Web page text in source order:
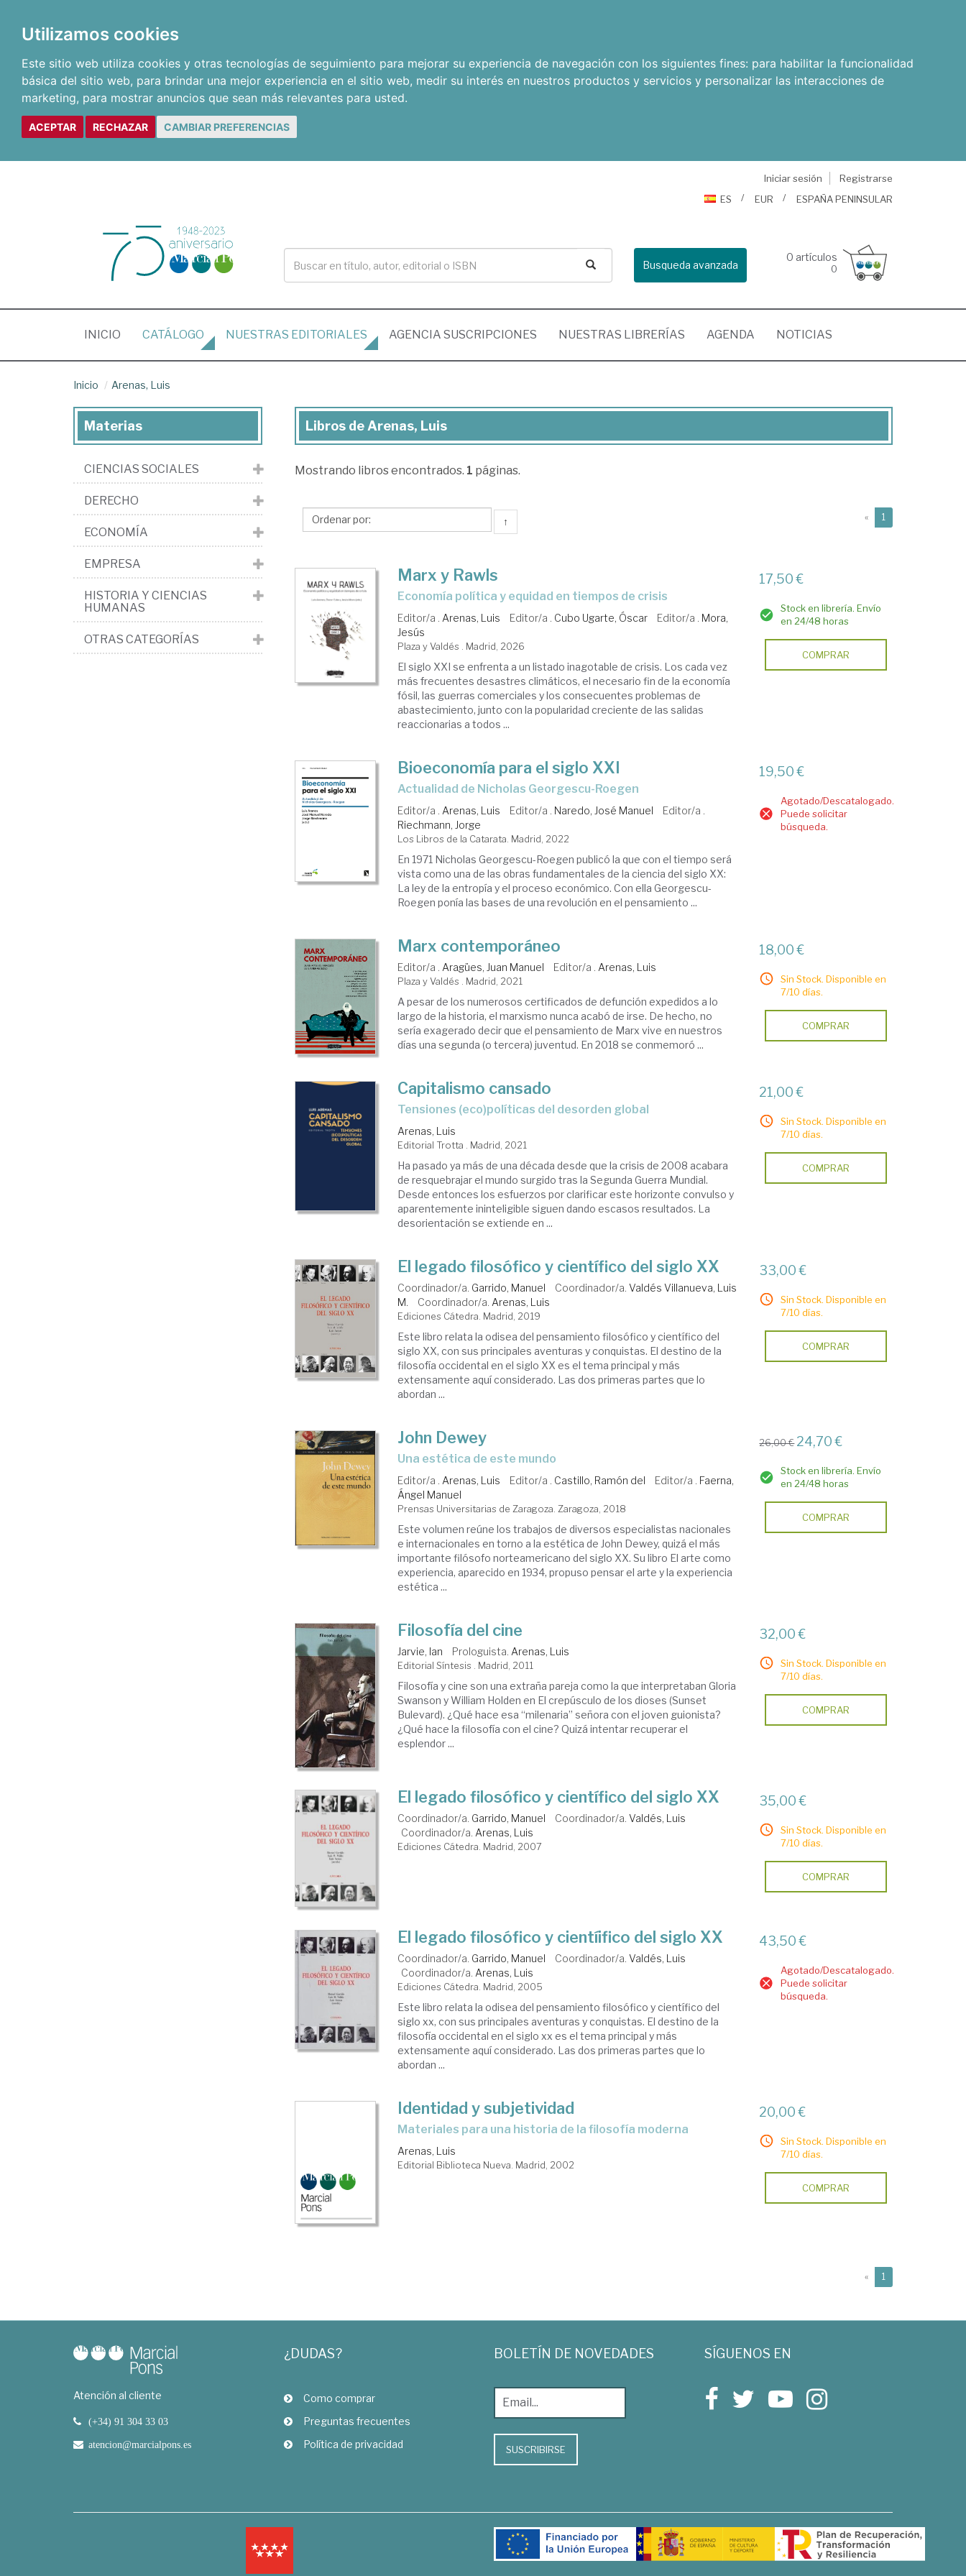
Utilizamos cookies
Este sitio web utiliza cookies y otras tecnologías de seguimiento para mejorar su experiencia de navegación con los siguientes fines: para habilitar la funcionalidad
básica del sitio web, para brindar una mejor experiencia en el sitio web, medir su interés en nuestros productos y servicios y personalizar las interacciones de
marketing, para mostrar anuncios que sean más relevantes para usted.
ACEPTAR RECHAZAR CAMBIAR PREFERENCIAS
Iniciar sesión
Registrarse
ES
EUR ESPAÑA PENINSULAR
Busqueda avanzada
0 artículos
0
INICIO (CURRENT)
CATÁLOGO NUESTRAS EDITORIALES AGENCIA SUSCRIPCIONES NUESTRAS LIBRERÍAS AGENDA NOTICIAS
Inicio Arenas, Luis
Libros
Arenas,
Libros de Arenas, Luis
Mostrando libros encontrados. 1 páginas.
↑ « 1
Marx y Rawls
Economía política y equidad en tiempos de crisis
Editor/a . Arenas, Luis Editor/a . Cubo Ugarte, Óscar Editor/a . Mora,
Jesús
Plaza y Valdés . Madrid, 2026
El siglo XXI se enfrenta a un listado inagotable de crisis. Los cada vez
más frecuentes desastres climáticos, el necesario fin de la economía
fósil, las guerras comerciales y los consecuentes problemas de
abastecimiento, junto con la popularidad creciente de las salidas
reaccionarias a todos ...
17,50 €
Stock en librería. Envío
en 24/48 horas
COMPRAR
Bioeconomía para el siglo XXI
actualidad de Nicholas Georgescu-Roegen
Editor/a . Arenas, Luis Editor/a . Naredo, José Manuel
Editor/a .
Riechmann, Jorge
Los Libros de la Catarata. Madrid, 2022
En 1971 Nicholas Georgescu-Roegen publicó la que con el tiempo será
vista como una de las obras fundamentales de la ciencia del siglo XX:
La ley de la entropía y el proceso económico. Con ella Georgescu-
Roegen ponía las bases de una revolución en el pensamiento ...
19,50 €
Agotado/Descatalogado.
Puede solicitar
búsqueda.
Marx contemporáneo
Editor/a . Aragües, Juan Manuel Editor/a . Arenas, Luis
Plaza y Valdés . Madrid, 2021
A pesar de los numerosos certificados de defunción expedidos a lo
largo de la historia, el marxismo nunca acabó de irse. De hecho, no
sería exagerado decir que el pensamiento de Marx vive en nuestros
días una segunda (o tercera) juventud. En 2018 se conmemoró ...
18,00 €
Sin Stock. Disponible en
7/10 días.
COMPRAR
Capitalismo cansado
tensiones (eco)políticas del desorden global
Arenas, Luis
Editorial Trotta . Madrid, 2021
Ha pasado ya más de una década desde que la crisis de 2008 acabara
de resquebrajar el mundo surgido tras la Segunda Guerra Mundial.
Desde entonces los esfuerzos por clarificar este horizonte convulso y
aparentemente ininteligible siguen dando escasos resultados. La
desorientación se extiende en ...
21,00 €
Sin Stock. Disponible en
7/10 días.
COMPRAR
El legado filosófico y científico del siglo XX
Coordinador/a. Garrido, Manuel Coordinador/a.Valdés Villanueva, Luis
M.
Coordinador/a. Arenas, Luis
Ediciones Cátedra. Madrid, 2019
Este libro relata la odisea del pensamiento filosófico y científico del
siglo XX, con sus principales aventuras y conquistas. El destino de la
filosofía occidental en el siglo XX es el tema principal y más
extensamente aquí considerado. Las dos primeras partes que lo
abordan ...
33,00 €
Sin Stock. Disponible en
7/10 días.
COMPRAR
John Dewey
una estética de este mundo
Editor/a . Arenas, Luis Editor/a . Castillo, Ramón del Editor/a . Faerna,
Ángel Manuel
Prensas Universitarias de Zaragoza. Zaragoza, 2018
Este volumen reúne los trabajos de diversos especialistas nacionales
e internacionales en torno a la estética de John Dewey, quizá el más
importante filósofo norteamericano del siglo XX. Su libro El arte como
experiencia, aparecido en 1934, propuso pensar el arte y la experiencia
estética ...
26,00 € 24,70 €
Stock en librería. Envío
en 24/48 horas
COMPRAR
Filosofía del cine
Jarvie, Ian Prologuista. Arenas, Luis
Editorial Síntesis . Madrid, 2011
Filosofía y cine son una extraña pareja como la que interpretaban Gloria
Swanson y William Holden en El crepúsculo de los dioses (Sunset
Bulevard). ¿Qué hace esa “milenaria” señora con el joven guionista?
¿Qué hace la filosofía con el cine? Quizá intentar recuperar el
esplendor ...
32,00 €
Sin Stock. Disponible en
7/10 días.
COMPRAR
El legado filosófico y científico del siglo XX
Coordinador/a. Garrido, Manuel Coordinador/a.Valdés, Luis
Coordinador/a. Arenas, Luis
Ediciones Cátedra. Madrid, 2007
35,00 €
Sin Stock. Disponible en
7/10 días.
COMPRAR
El legado filosófico y cientíifico del siglo XX
Coordinador/a. Garrido, Manuel Coordinador/a.Valdés, Luis
Coordinador/a. Arenas, Luis
Ediciones Cátedra. Madrid, 2005
Este libro relata la odisea del pensamiento filosófico y científico del
siglo xx, con sus principales aventuras y conquistas. El destino de la
filosofía occidental en el siglo xx es el tema principal y más
extensamente aquí considerado. Las dos primeras partes que lo
abordan ...
43,50 €
Agotado/Descatalogado.
Puede solicitar
búsqueda.
Identidad y subjetividad
materiales para una historia de la filosofía moderna
Arenas, Luis
Editorial Biblioteca Nueva. Madrid, 2002
20,00 €
Sin Stock. Disponible en
7/10 días.
COMPRAR
« 1
Materias
CIENCIAS SOCIALES
DERECHO
ECONOMÍA
EMPRESA
HISTORIA Y CIENCIAS
HUMANAS
OTRAS CATEGORÍAS
Atención al cliente
(+34) 91 304 33 03
atencion@marcialpons.es
¿DUDAS?
Como comprar
Preguntas frecuentes
Política de privacidad
BOLETÍN DE NOVEDADES
SUSCRIBIRSE
SÍGUENOS EN